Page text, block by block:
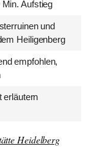
Aufstieg
und
Heiligenberg
empfohlen,
erläutern
Heidelberg